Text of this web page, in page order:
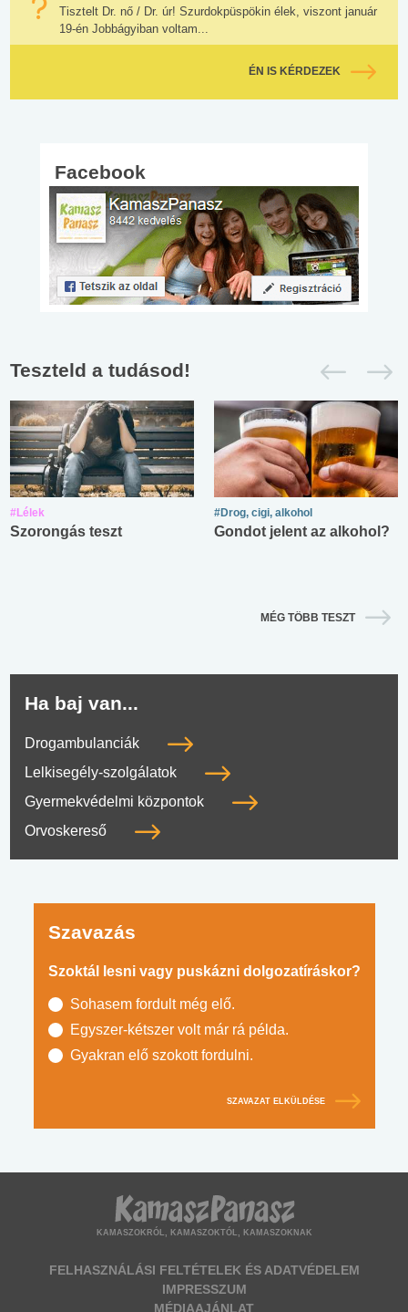
Tisztelt Dr. nő / Dr. úr! Szurdokpüspökin élek, viszont január
19-én Jobbágyiban voltam...
ÉN IS KÉRDEZEK
Facebook
Teszteld a tudásod!
#Lélek
Szorongás teszt
#Drog, cigi, alkohol
Gondot jelent az alkohol?
MÉG TÖBB TESZT
Ha baj van...
Drogambulanciák
Lelkisegély-szolgálatok
Gyermekvédelmi központok
Orvoskereső
Szavazás
Szoktál lesni vagy puskázni dolgozatíráskor?
Sohasem fordult még elő.
Egyszer-kétszer volt már rá példa.
Gyakran elő szokott fordulni.
SZAVAZAT ELKÜLDÉSE
KAMASZOKRÓL, KAMASZOKTÓL, KAMASZOKNAK
FELHASZNÁLÁSI FELTÉTELEK ÉS ADATVÉDELEM
IMPRESSZUM
MÉDIAAJÁNLAT